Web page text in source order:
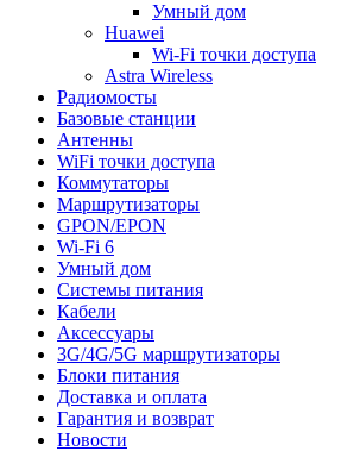
Умный дом
Huawei
Wi-Fi точки доступа
Astra Wireless
Радиомосты
Базовые станции
Антенны
WiFi точки доступа
Коммутаторы
Маршрутизаторы
GPON/EPON
Wi-Fi 6
Умный дом
Системы питания
Кабели
Аксессуары
3G/4G/5G маршрутизаторы
Блоки питания
Доставка и оплата
Гарантия и возврат
Новости